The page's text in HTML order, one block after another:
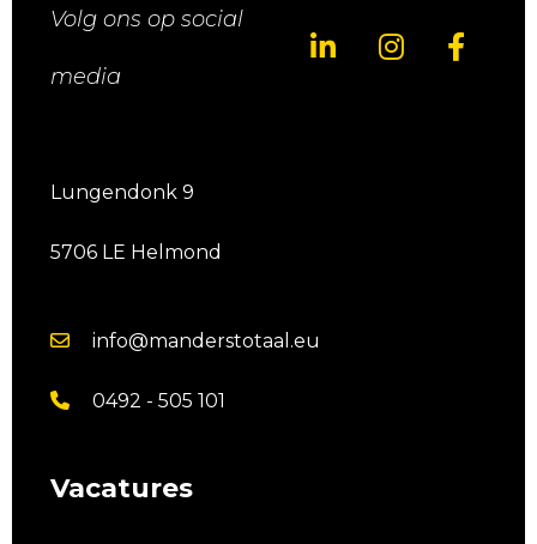
Volg ons op social
media
Lungendonk 9
5706 LE Helmond
info@manderstotaal.eu
0492 - 505 101
Vacatures